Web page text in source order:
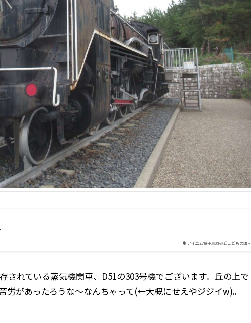
アイエム電子鳥取砂丘こどもの国 –
されている蒸気機関車、D51の303号機でございます。丘の上で
労があったろうな～なんちゃって(←大概にせえやジジイw)。